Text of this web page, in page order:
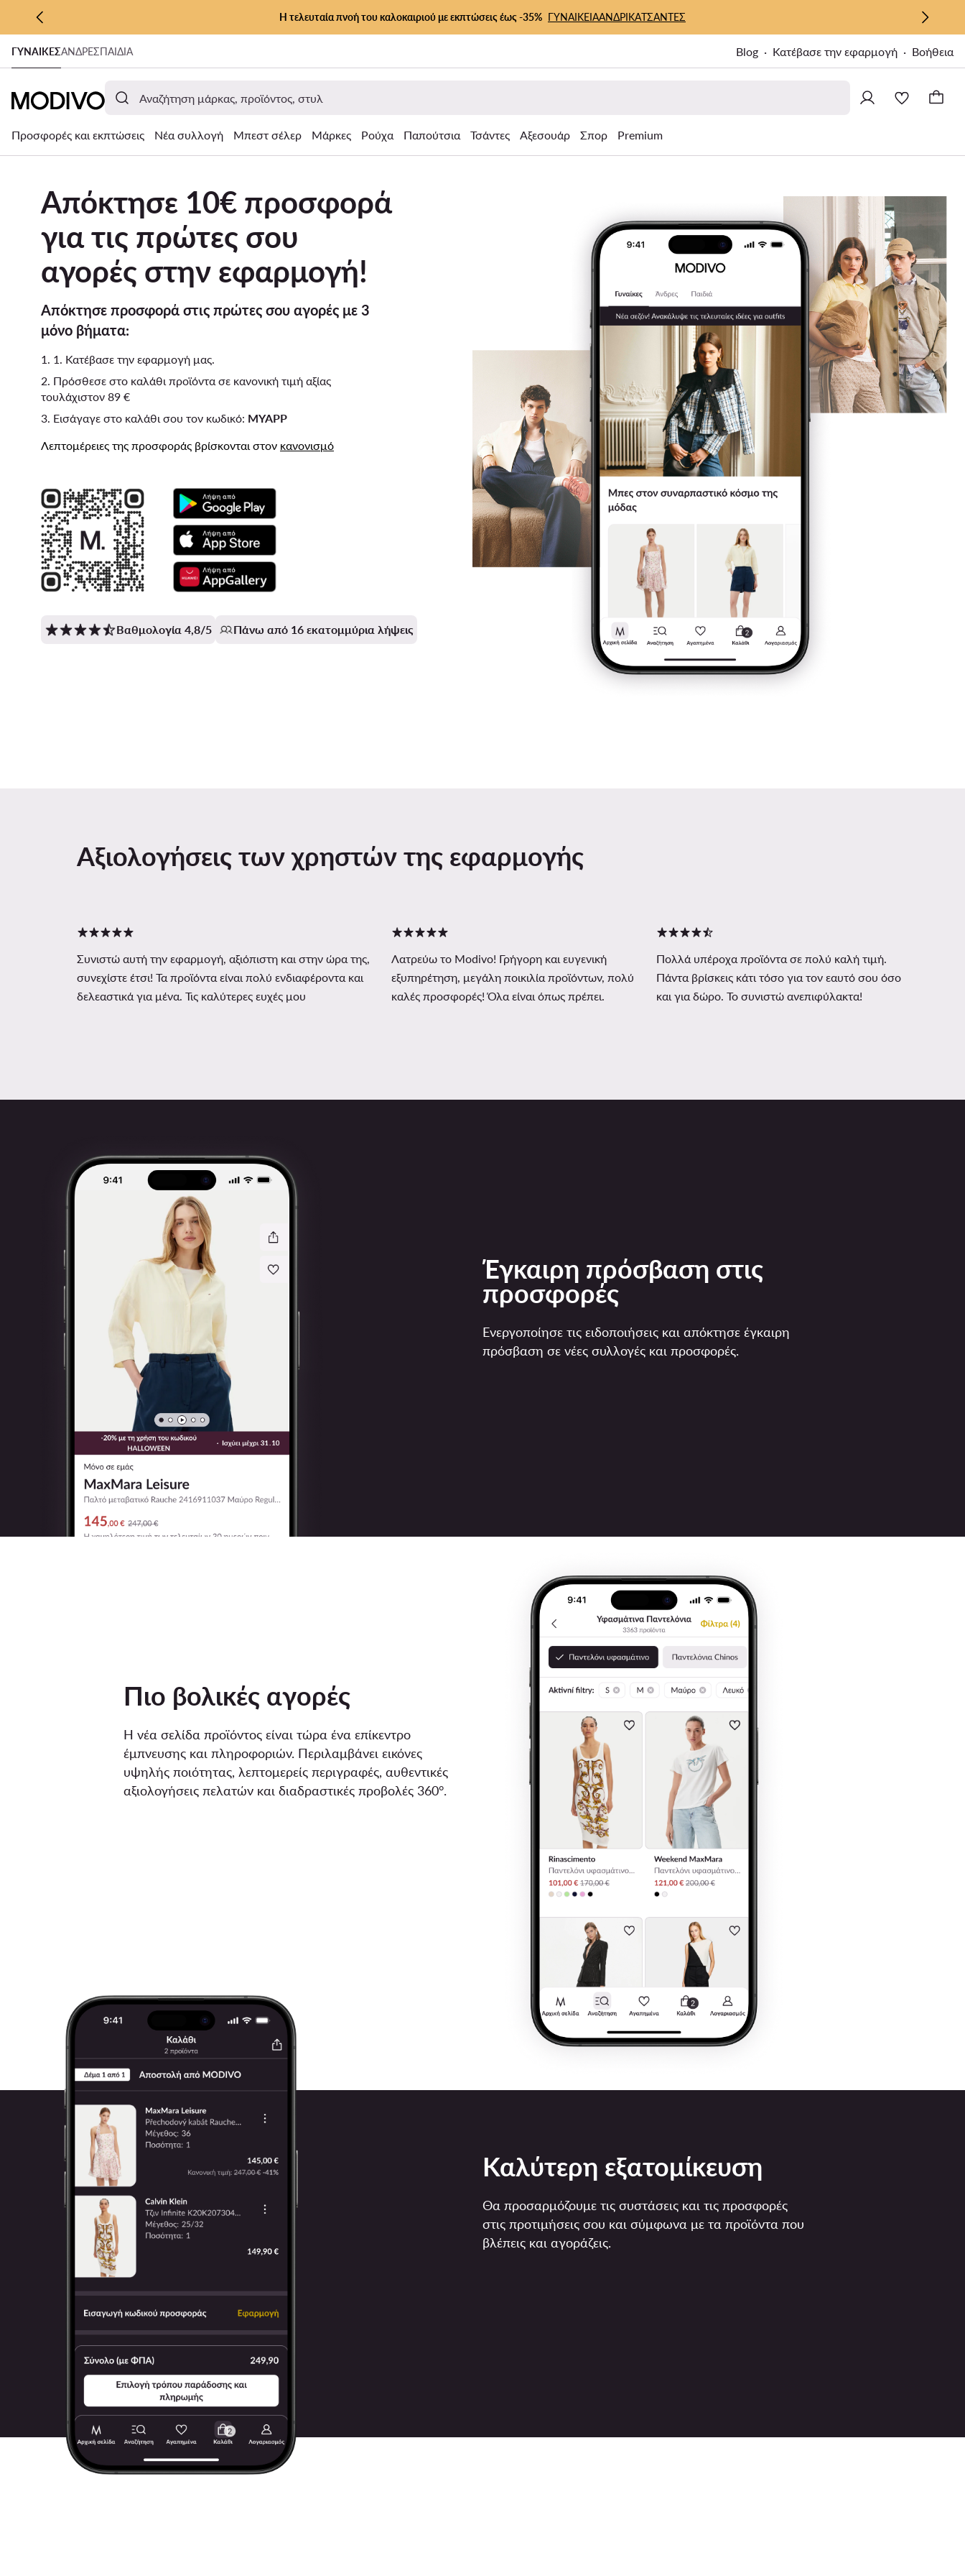
ΜΕΤΆΒΑΣΗ ΣΤΟ ΚΎΡΙΟ ΠΕΡΙΕΧΌΜΕΝΟ
ΜΕΤΆΒΑΣΗ ΣΤΗΝ ΑΝΑΖΉΤΗΣΗ
Η τελευταία πνοή του καλοκαιριού με εκπτώσεις έως -35% ΓΥΝΑΙΚΕΙΑΑΝΔΡΙΚΑΤΣΑΝΤΕΣ
ΓΥΝΑΊΚΕΣΑΝΔΡΕΣΠΑΙΔΙΑ Blog Κατέβασε την εφαρμογή Βοήθεια
Προσφορές και εκπτώσεις Νέα συλλογή Μπεστ σέλερ Μάρκες Ρούχα Παπούτσια Τσάντες Αξεσουάρ Σπορ Premium
Απόκτησε 10€ προσφορά
για τις πρώτες σου
αγορές στην εφαρμογή!
Απόκτησε προσφορά στις πρώτες σου αγορές με 3
μόνο βήματα:
1. 1. Κατέβασε την εφαρμογή μας.
2. Πρόσθεσε στο καλάθι προϊόντα σε κανονική τιμή αξίας
τουλάχιστον 89 €
3. Εισάγαγε στο καλάθι σου τον κωδικό: MYAPP
Λεπτομέρειες της προσφοράς βρίσκονται στον κανονισμό
Βαθμολογία 4,8/5 Πάνω από 16 εκατομμύρια λήψεις
Αξιολογήσεις των χρηστών της εφαρμογής
Συνιστώ αυτή την εφαρμογή, αξιόπιστη και στην ώρα της,
συνεχίστε έτσι! Τα προϊόντα είναι πολύ ενδιαφέροντα και
δελεαστικά για μένα. Τις καλύτερες ευχές μου
Λατρεύω το Modivo! Γρήγορη και ευγενική
εξυπηρέτηση, μεγάλη ποικιλία προϊόντων, πολύ
καλές προσφορές! Όλα είναι όπως πρέπει.
Πολλά υπέροχα προϊόντα σε πολύ καλή τιμή.
Πάντα βρίσκεις κάτι τόσο για τον εαυτό σου όσο
και για δώρο. Το συνιστώ ανεπιφύλακτα!
Έγκαιρη πρόσβαση στις
προσφορές
Ενεργοποίησε τις ειδοποιήσεις και απόκτησε έγκαιρη
πρόσβαση σε νέες συλλογές και προσφορές.
Πιο βολικές αγορές
Η νέα σελίδα προϊόντος είναι τώρα ένα επίκεντρο
έμπνευσης και πληροφοριών. Περιλαμβάνει εικόνες
υψηλής ποιότητας, λεπτομερείς περιγραφές, αυθεντικές
αξιολογήσεις πελατών και διαδραστικές προβολές 360°.
Καλύτερη εξατομίκευση
Θα προσαρμόζουμε τις συστάσεις και τις προσφορές
στις προτιμήσεις σου και σύμφωνα με τα προϊόντα που
βλέπεις και αγοράζεις.